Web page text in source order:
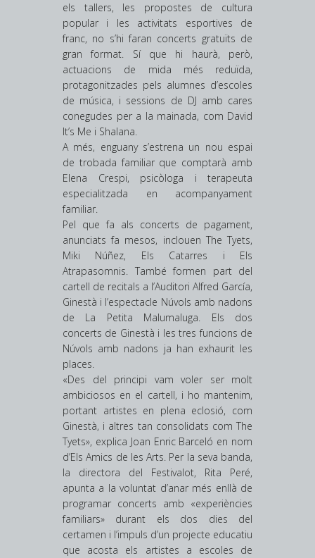
els tallers, les propostes de cultura
popular i les activitats esportives de
franc, no s’hi faran concerts gratuïts de
gran format. Sí que hi haurà, però,
actuacions de mida més reduïda,
protagonitzades pels alumnes d’escoles
de música, i sessions de DJ amb cares
conegudes per a la mainada, com David
It’s Me i Shalana.
A més, enguany s’estrena un nou espai
de trobada familiar que comptarà amb
Elena Crespi, psicòloga i terapeuta
especialitzada en acompanyament
familiar.
Pel que fa als concerts de pagament,
anunciats fa mesos, inclouen The Tyets,
Miki Núñez, Els Catarres i Els
Atrapasomnis. També formen part del
cartell de recitals a l’Auditori Alfred García,
Ginestà i l’espectacle Núvols amb nadons
de La Petita Malumaluga. Els dos
concerts de Ginestà i les tres funcions de
Núvols amb nadons ja han exhaurit les
places.
«Des del principi vam voler ser molt
ambiciosos en el cartell, i ho mantenim,
portant artistes en plena eclosió, com
Ginestà, i altres tan consolidats com The
Tyets», explica Joan Enric Barceló en nom
d’Els Amics de les Arts. Per la seva banda,
la directora del Festivalot, Rita Peré,
apunta a la voluntat d’anar més enllà de
programar concerts amb «experiències
familiars» durant els dos dies del
certamen i l’impuls d’un projecte educatiu
que acosta els artistes a escoles de